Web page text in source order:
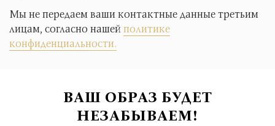
Мы не передаем ваши контактные данные третьим
лицам, согласно нашейполитике
конфиденциальности.
ВАШ ОБРАЗ БУДЕТ
НЕЗАБЫВАЕМ!